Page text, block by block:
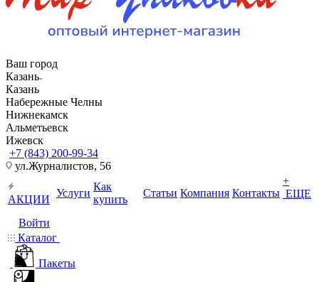
Ваш город
Казань
Казань
Набережные Челны
Нижнекамск
Альметьевск
Ижевск
+7 (843) 200-99-34
ул.Журналистов, 56
АКЦИИ
Услуги
Как
купить
Статьи Компания Контакты
+
ЕЩЕ
Войти
Каталог
Пакеты